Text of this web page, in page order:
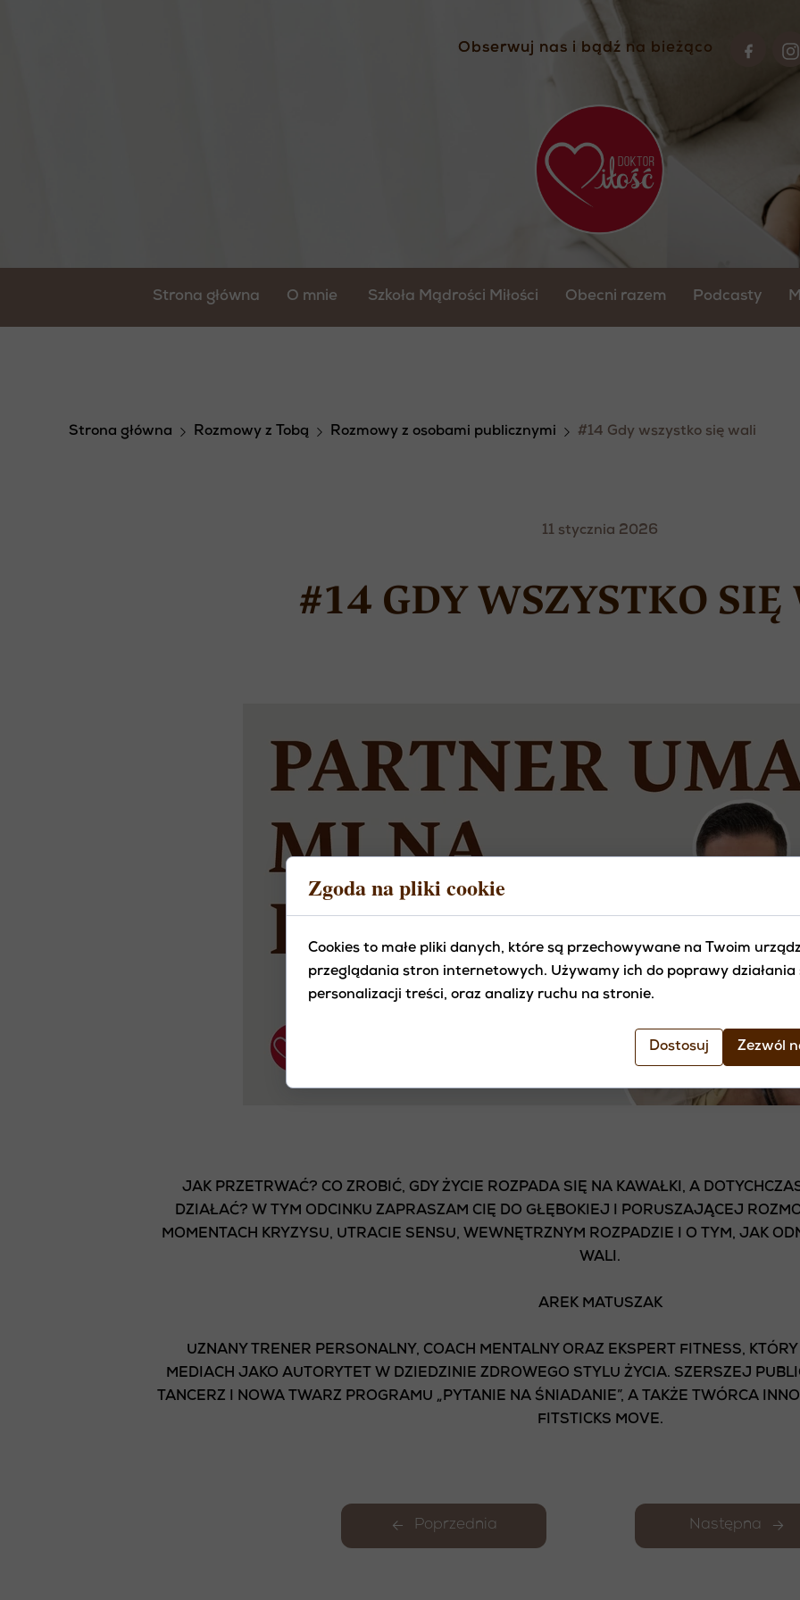
Obserwuj nas i bądź na bieżąco
Obserwuj nas i bądź na bieżąco
Strona główna O mnie Szkoła Mądrości Miłości Obecni razem Podcasty
Następna
Poprzednia
Strona główna Rozmowy z Tobą Rozmowy z osobami publicznymi #14 Gdy wszystko się wali
11 stycznia 2026
#14 GDY WSZYSTKO
JAK PRZETRWAĆ? CO ZROBIĆ, GDY ŻYCIE ROZPADA SIĘ NA KAWAŁKI, A
DZIAŁAĆ? W TYM ODCINKU ZAPRASZAM CIĘ DO GŁĘBOKIEJ I PORUSZAJĄCEJ
MOMENTACH KRYZYSU, UTRACIE SENSU, WEWNĘTRZNYM ROZPADZIE I O TYM, JAK
WALI.
AREK MATUSZAK
UZNANY TRENER PERSONALNY, COACH MENTALNY ORAZ EKSPERT FITNESS,
MEDIACH JAKO AUTORYTET W DZIEDZINIE ZDROWEGO STYLU ŻYCIA. SZERSZEJ
TANCERZ I NOWA TWARZ PROGRAMU „PYTANIE NA ŚNIADANIE”, A TAKŻE TWÓRCA
FITSTICKS MOVE.
Zgoda na pliki cookie
Cookies to małe pliki danych, które są przechowywane na Twoim
przeglądania stron internetowych. Używamy ich do poprawy działania
personalizacji treści, oraz analizy ruchu na stronie.
Dostosuj Zezwól